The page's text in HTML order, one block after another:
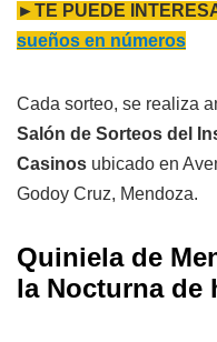
►TE PUEDE
sueños en números
Cada sorteo, se realiza
Salón de Sorteos del
Casinos ubicado en
Godoy Cruz, Mendoza.
Quiniela de
la Nocturna de